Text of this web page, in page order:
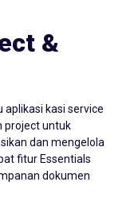
&
project untuk
dan mengelola
fitur Essentials
dokumen